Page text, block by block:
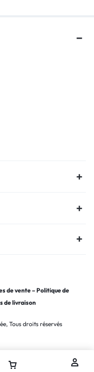
de vente–Politique de
de livraison
Tous droits réservés